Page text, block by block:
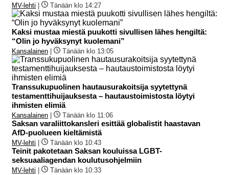
MV-lehti Tänään klo 14:27
Kaksi mustaa miestä puukotti sivullisen lähes hengiltä:
“Olin jo hyväksynyt kuolemani”
Kansalainen Tänään klo 13:05
Transsukupuolinen hautausurakoitsija syytettynä
testamenttihuijauksesta – hautaustoimistosta löytyi
ihmisten elimiä
Kansalainen Tänään klo 11:06
Saksan varaliittokansleri esittää globalistit haastavan
AfD-puolueen kieltämistä
MV-lehti Tänään klo 10:43
Teinit pakotetaan Saksan kouluissa LGBT-
seksuaaliagendan koulutusohjelmiin
MV-lehti Tänään klo 10:33